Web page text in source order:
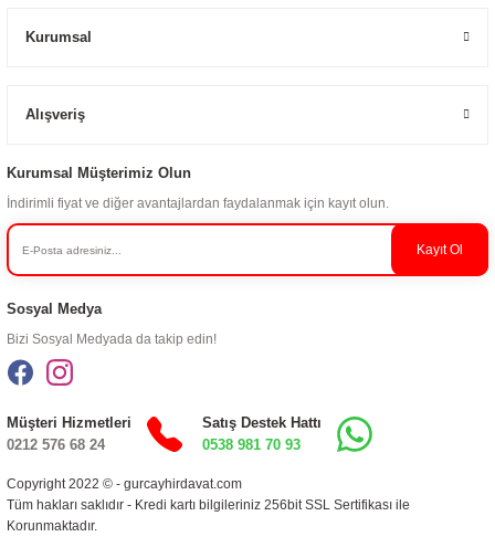
Kurumsal
Alışveriş
Kurumsal Müşterimiz Olun
İndirimli fiyat ve diğer avantajlardan faydalanmak için kayıt olun.
Kayıt Ol
Sosyal Medya
Bizi Sosyal Medyada da takip edin!
Copyright 2022 © - gurcayhirdavat.com
Tüm hakları saklıdır - Kredi kartı bilgileriniz 256bit SSL Sertifikası ile
Korunmaktadır.
Müşteri Hizmetleri
0212 576 68 24
Satış Destek Hattı
0538 981 70 93